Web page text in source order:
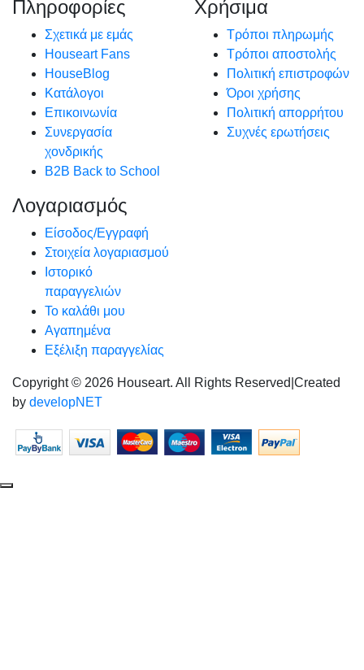
Πληροφορίες
Σχετικά με εμάς
Houseart Fans
HouseBlog
Κατάλογοι
Επικοινωνία
Συνεργασία
χονδρικής
B2B Back to School
Χρήσιμα
Τρόποι πληρωμής
Τρόποι αποστολής
Πολιτική επιστροφών
Όροι χρήσης
Πολιτική απορρήτου
Συχνές ερωτήσεις
Λογαριασμός
Είσοδος/Εγγραφή
Στοιχεία λογαριασμού
Ιστορικό
παραγγελιών
Το καλάθι μου
Αγαπημένα
Εξέλιξη παραγγελίας
Copyright © 2026 Houseart. All Rights Reserved Created
by developNET